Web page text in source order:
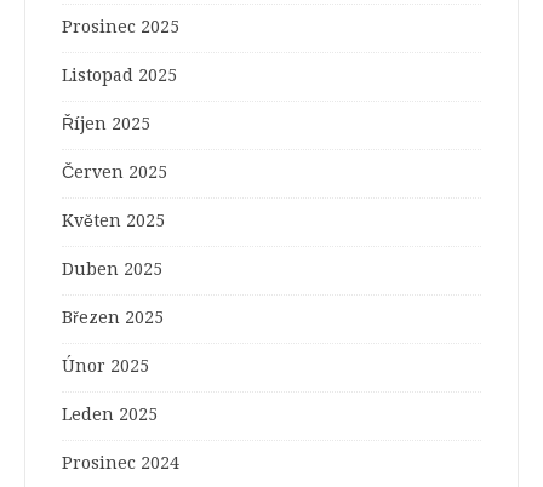
Prosinec 2025
Listopad 2025
Říjen 2025
Červen 2025
Květen 2025
Duben 2025
Březen 2025
Únor 2025
Leden 2025
Prosinec 2024